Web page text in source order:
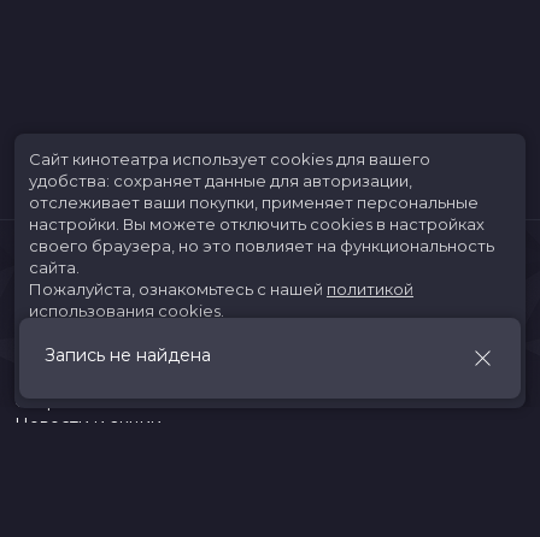
Запись не найдена
Скоро в кино
Новости и акции
Сайт кинотеатра использует cookies для вашего
удобства: сохраняет данные для авторизации,
отслеживает ваши покупки, применяет персональные
настройки. Вы можете отключить cookies в настройках
своего браузера, но это повлияет на функциональность
сайта.
Пожалуйста, ознакомьтесь с нашей политикой
использования cookies